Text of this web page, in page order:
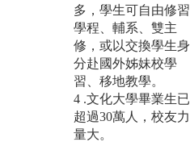
多，學生可自由修習
學程、輔系、雙主
修，或以交換學生身
分赴國外姊妹校學
習、移地教學。
4 .文化大學畢業生已
超過30萬人，校友力
量大。